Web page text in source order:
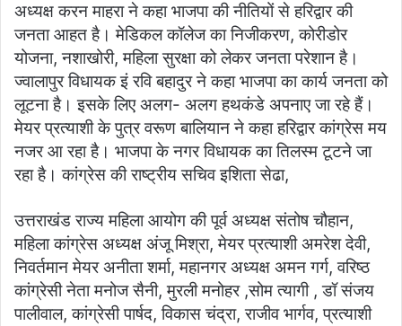
अध्यक्ष करन माहरा ने कहा भाजपा की नीतियों से हरिद्वार की
जनता आहत है। मेडिकल कॉलेज का निजीकरण, कोरीडोर
योजना, नशाखोरी, महिला सुरक्षा को लेकर जनता परेशान है।
ज्वालापुर विधायक इं रवि बहादुर ने कहा भाजपा का कार्य जनता को
लूटना है। इसके लिए अलग- अलग हथकंडे अपनाए जा रहे हैं।
मेयर प्रत्याशी के पुत्र वरूण बालियान ने कहा हरिद्वार कांग्रेस मय
नजर आ रहा है। भाजपा के नगर विधायक का तिलस्म टूटने जा
रहा है। कांग्रेस की राष्ट्रीय सचिव इशिता सेढा,
उत्तराखंड राज्य महिला आयोग की पूर्व अध्यक्ष संतोष चौहान,
महिला कांग्रेस अध्यक्ष अंजू मिश्रा, मेयर प्रत्याशी अमरेश देवी,
निवर्तमान मेयर अनीता शर्मा, महानगर अध्यक्ष अमन गर्ग, वरिष्ठ
कांग्रेसी नेता मनोज सैनी, मुरली मनोहर ,सोम त्यागी , डॉ संजय
पालीवाल, कांग्रेसी पार्षद, विकास चंद्रा, राजीव भार्गव, प्रत्याशी